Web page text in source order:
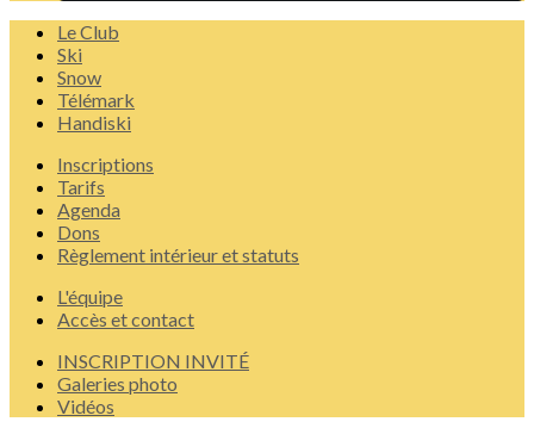
Le Club
Ski
Snow
Télémark
Handiski
Inscriptions
Tarifs
Agenda
Dons
Règlement intérieur et statuts
L'équipe
Accès et contact
INSCRIPTION INVITÉ
Galeries photo
Vidéos